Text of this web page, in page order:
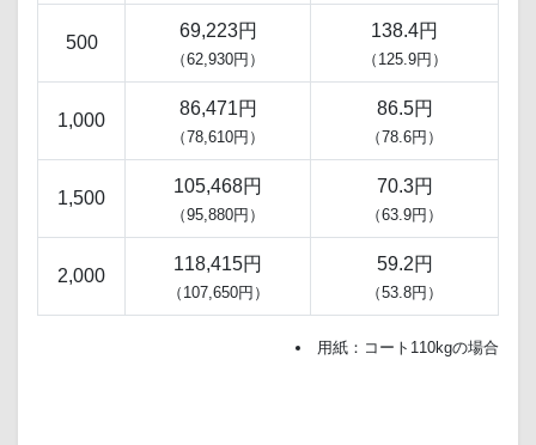
500
69,223円
（62,930円）
138.4円
（125.9円）
1,000
86,471円
（78,610円）
86.5円
（78.6円）
1,500
105,468円
（95,880円）
70.3円
（63.9円）
2,000
118,415円
（107,650円）
59.2円
（53.8円）
用紙：コート110kgの場合